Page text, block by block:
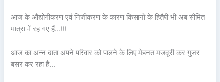
आज के औद्योगीकरण एवं निजीकरण के कारण किसानों के हितैषी भी अब सीमित
मात्रा में रह गए हैं…!!!
आज का अन्न दाता अपने परिवार को पालने के लिए मेहनत मजदूरी कर गुजर
बसर कर रहा है…